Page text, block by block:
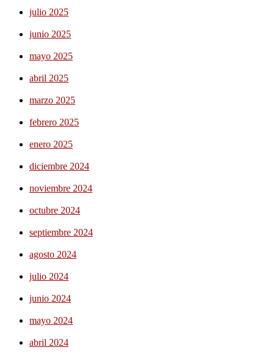
julio 2025
junio 2025
mayo 2025
abril 2025
marzo 2025
febrero 2025
enero 2025
diciembre 2024
noviembre 2024
octubre 2024
septiembre 2024
agosto 2024
julio 2024
junio 2024
mayo 2024
abril 2024